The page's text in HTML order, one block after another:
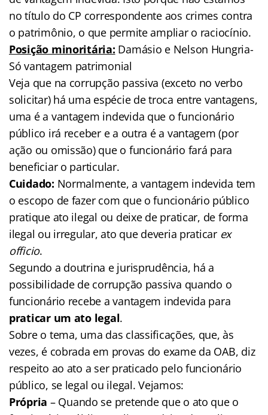
no título do CP correspondente aos crimes contra
o patrimônio, o que permite ampliar o raciocínio.
Posição minoritária: Damásio e Nelson Hungria-
Só vantagem patrimonial
Veja que na corrupção passiva (exceto no verbo
solicitar) há uma espécie de troca entre vantagens,
uma é a vantagem indevida que o funcionário
público irá receber e a outra é a vantagem (por
ação ou omissão) que o funcionário fará para
beneficiar o particular.
Cuidado: Normalmente, a vantagem indevida tem
o escopo de fazer com que o funcionário público
pratique ato ilegal ou deixe de praticar, de forma
ilegal ou irregular, ato que deveria praticar ex
officio.
Segundo a doutrina e jurisprudência, há a
possibilidade de corrupção passiva quando o
funcionário recebe a vantagem indevida para
praticar um ato legal.
Sobre o tema, uma das classificações, que, às
vezes, é cobrada em provas do exame da OAB, diz
respeito ao ato a ser praticado pelo funcionário
público, se legal ou ilegal. Vejamos:
Própria – Quando se pretende que o ato que o